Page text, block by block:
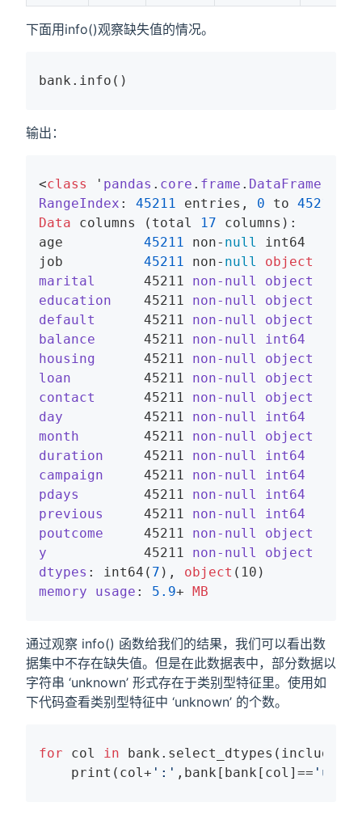
下面用info()观察缺失值的情况。
bank.info()
输出：
<class ' pandas . core . frame . DataFrame
RangeIndex : 45211 entries, 0 to 45210
Data columns (total 17 columns):
age 45211 non- null
int64
job 45211 non- null
object
marital
      45211
non-null
object
education
    45211
non-null
object
default
      45211
non-null
object
balance
      45211
non-null
int64
housing
      45211
non-null
object
loan
         45211
non-null
object
contact
      45211
non-null
object
day
          45211
non-null
int64
month
        45211
non-null
object
duration
     45211
non-null
int64
campaign
     45211
non-null
int64
pdays
        45211
non-null
int64
previous
     45211
non-null
int64
poutcome
     45211
non-null
object
y
            45211
non-null
object
dtypes : int64( 7 ), object ( 10 )
memory
usage : 5.9+ MB
通过观察 info() 函数给我们的结果，我们可以看出数
据集中不存在缺失值。但是在此数据表中，部分数据以
字符串 ‘unknown’ 形式存在于类别型特征里。使用如
下代码查看类别型特征中 ‘unknown’ 的个数。
for col in bank.select_dtypes(include=[
    print(col+
':' ,bank[bank[col]==